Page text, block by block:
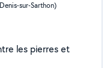
sur-Sarthon)
les pierres et